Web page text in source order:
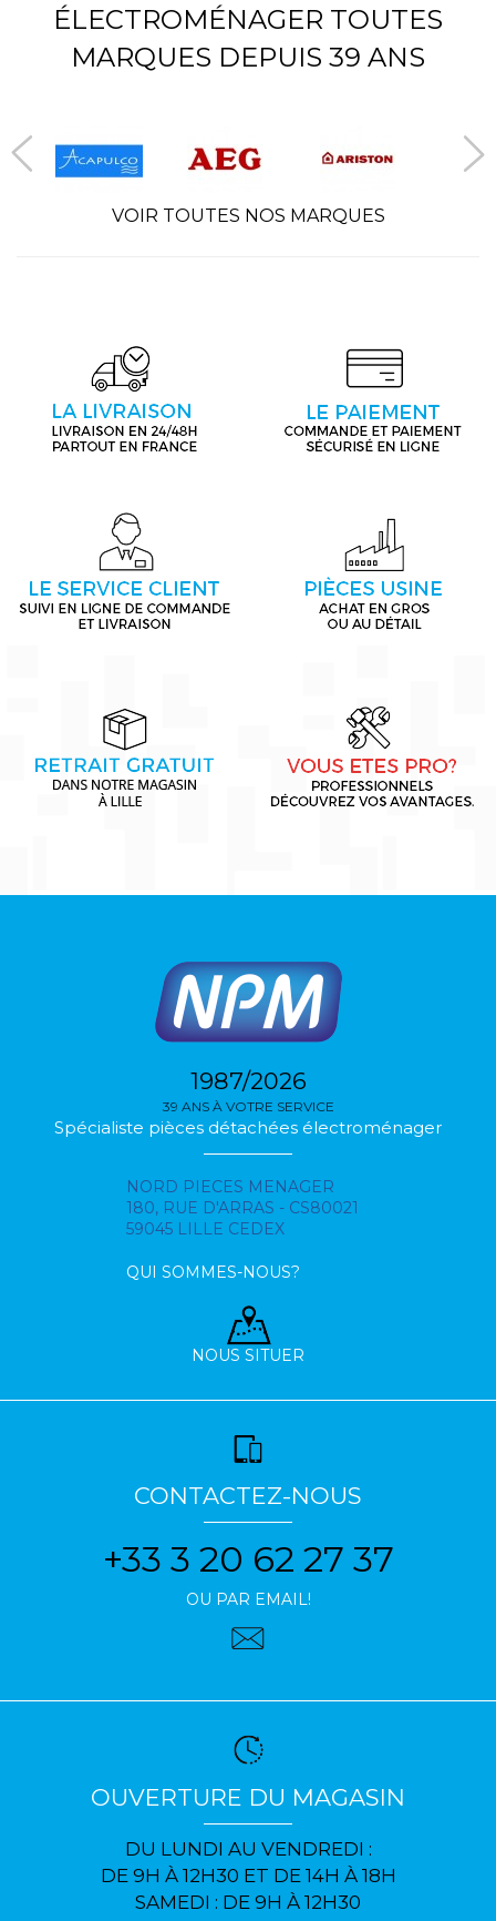
ÉLECTROMÉNAGER TOUTES
MARQUES DEPUIS 39 ANS
VOIR TOUTES NOS MARQUES
1987/2026
39 ANS À VOTRE SERVICE
Spécialiste pièces détachées électroménager
NORD PIECES MENAGER
180, RUE D'ARRAS - CS80021
59045 LILLE CEDEX
QUI SOMMES-NOUS?
NOUS SITUER
CONTACTEZ-NOUS
+33 3 20 62 27 37
OU PAR EMAIL!
OUVERTURE DU MAGASIN
DU LUNDI AU VENDREDI :
DE 9H À 12H30 ET DE 14H À 18H
SAMEDI : DE 9H À 12H30